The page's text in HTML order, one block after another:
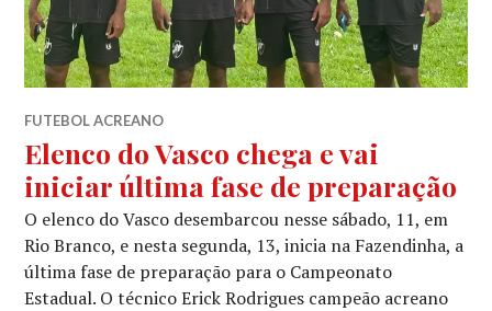
FUTEBOL ACREANO
Elenco do Vasco chega e vai
iniciar última fase de preparação
O elenco do Vasco desembarcou nesse sábado, 11, em
Rio Branco, e nesta segunda, 13, inicia na Fazendinha, a
última fase de preparação para o Campeonato
Estadual. O técnico Erick Rodrigues campeão acreano